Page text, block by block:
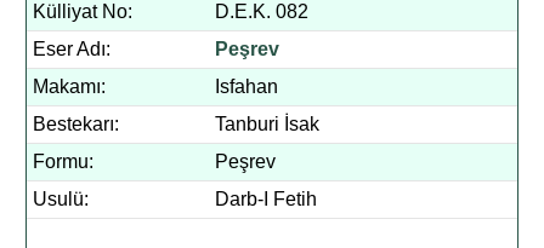
Külliyat No:
D.E.K. 082
Eser Adı:
Peşrev
Makamı:
Isfahan
Bestekarı:
Tanburi İsak
Formu:
Peşrev
Usulü:
Darb-I Fetih